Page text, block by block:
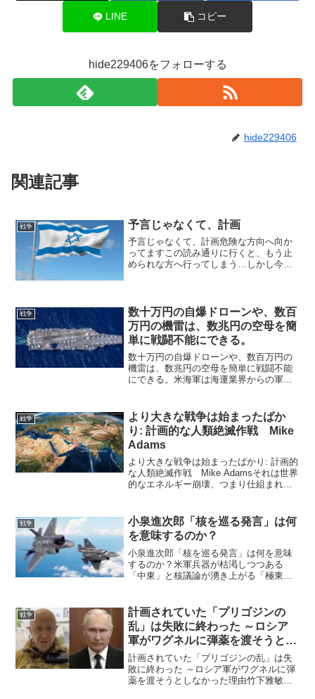
LINE コピー
hide229406をフォローする
hide229406
関連記事
戦争 予言じゃなくて、計画
予言じゃなくて、計画危険な方向へ向か
ってますこの読み通りに行くと、もう止
められな方へ行ってしまう…しかし今ま
か？静観しかないんだけど...
戦争
数十万円の自爆ドローンや、数百
万円の機雷は、数兆円の空母を簡
単に戦闘不能にできる。
数十万円の自爆ドローンや、数百万円の
機雷は、数兆円の空母を簡単に戦闘不能
にできる。米海軍は海運業界からの軍に
らだ。人類史上最強とされるアメリカ海
軍が、たった33キロの...
戦争
より大きな戦争は始まったばか
り: 計画的な人類絶滅作戦 Mike
Adams
より大きな戦争は始まったばかり: 計画的
な人類絶滅作戦 Mike Adamsそれは世界
的なエネルギー崩壊、つまり仕組まれた
の人口を減らすための組織的な取り組み
です。はじめ...
戦争
小泉進次郎「核を巡る発言」は何
を意味するのか？
小泉進次郎「核を巡る発言」は何を意味
するのか？米軍兵器が枯渇しつつある
「中東」と核議論が湧き上がる「極東」
しかし現在、その超大国が「それぞれの
戦場」で苦戦を強いられ...
戦争
計画されていた「プリゴジンの
乱」は失敗に終わった ～ロシア
軍がワグネルに弾薬を渡そうとし
なかった理由
計画されていた「プリゴジンの乱」は失
敗に終わった ～ロシア軍がワグネルに弾
薬を渡そうとしなかった理由竹下雅敏氏